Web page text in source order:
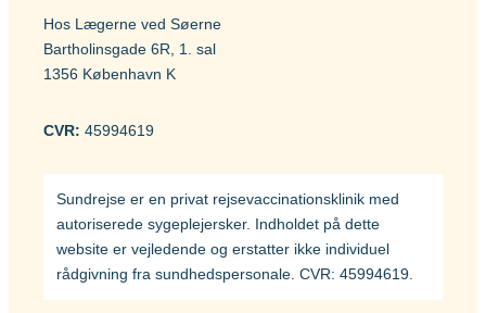
Hos Lægerne ved Søerne
Bartholinsgade 6R, 1. sal
1356 København K
CVR: 45994619
Sundrejse er en privat rejsevaccinationsklinik med
autoriserede sygeplejersker. Indholdet på dette
website er vejledende og erstatter ikke individuel
rådgivning fra sundhedspersonale. CVR: 45994619.